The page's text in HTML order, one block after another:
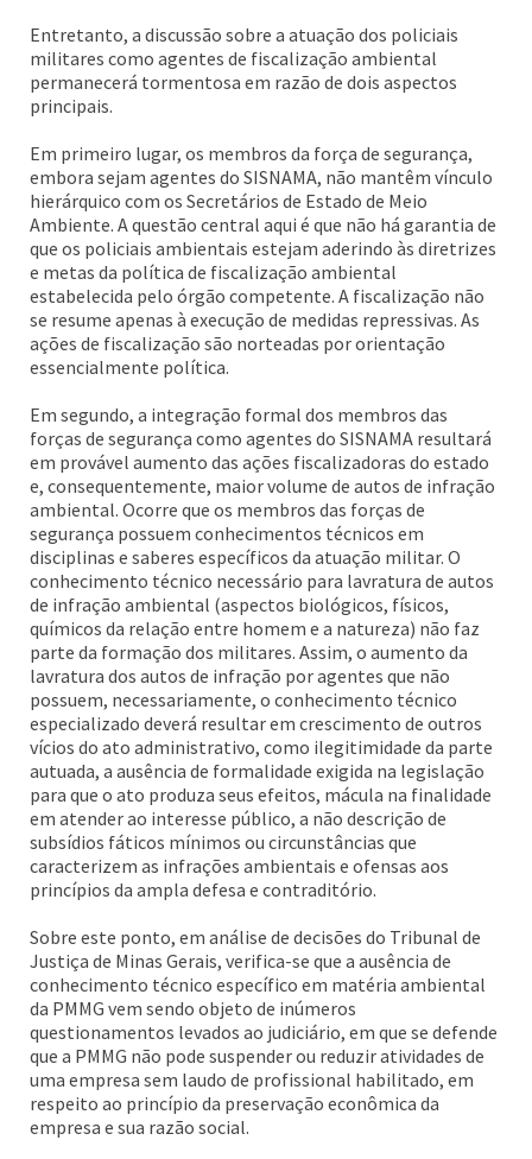
Entretanto, a discussão sobre a atuação dos policiais
militares como agentes de fiscalização ambiental
permanecerá tormentosa em razão de dois aspectos
principais.
Em primeiro lugar, os membros da força de segurança,
embora sejam agentes do SISNAMA, não mantêm vínculo
hierárquico com os Secretários de Estado de Meio
Ambiente. A questão central aqui é que não há garantia de
que os policiais ambientais estejam aderindo às diretrizes
e metas da política de fiscalização ambiental
estabelecida pelo órgão competente. A fiscalização não
se resume apenas à execução de medidas repressivas. As
ações de fiscalização são norteadas por orientação
essencialmente política.
Em segundo, a integração formal dos membros das
forças de segurança como agentes do SISNAMA resultará
em provável aumento das ações fiscalizadoras do estado
e, consequentemente, maior volume de autos de infração
ambiental. Ocorre que os membros das forças de
segurança possuem conhecimentos técnicos em
disciplinas e saberes específicos da atuação militar. O
conhecimento técnico necessário para lavratura de autos
de infração ambiental (aspectos biológicos, físicos,
químicos da relação entre homem e a natureza) não faz
parte da formação dos militares. Assim, o aumento da
lavratura dos autos de infração por agentes que não
possuem, necessariamente, o conhecimento técnico
especializado deverá resultar em crescimento de outros
vícios do ato administrativo, como ilegitimidade da parte
autuada, a ausência de formalidade exigida na legislação
para que o ato produza seus efeitos, mácula na finalidade
em atender ao interesse público, a não descrição de
subsídios fáticos mínimos ou circunstâncias que
caracterizem as infrações ambientais e ofensas aos
princípios da ampla defesa e contraditório.
Sobre este ponto, em análise de decisões do Tribunal de
Justiça de Minas Gerais, verifica-se que a ausência de
conhecimento técnico específico em matéria ambiental
da PMMG vem sendo objeto de inúmeros
questionamentos levados ao judiciário, em que se defende
que a PMMG não pode suspender ou reduzir atividades de
uma empresa sem laudo de profissional habilitado, em
respeito ao princípio da preservação econômica da
empresa e sua razão social.